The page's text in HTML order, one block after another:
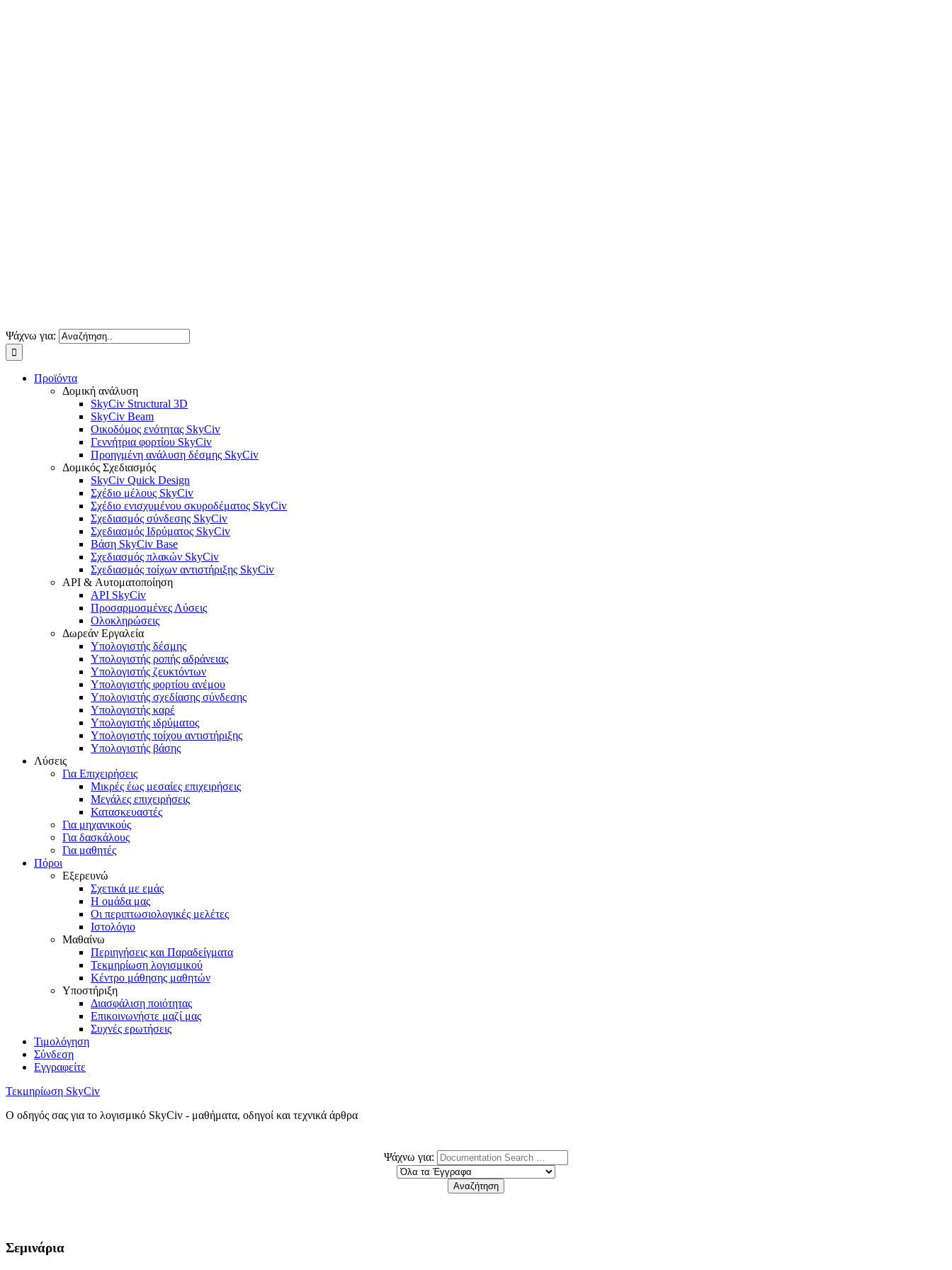
Ψάχνω για:
Προϊόντα
Δομική ανάλυση
SkyCiv Structural 3D
SkyCiv Beam
Οικοδόμος ενότητας SkyCiv
Γεννήτρια φορτίου SkyCiv
Προηγμένη ανάλυση δέσμης SkyCiv
Δομικός Σχεδιασμός
SkyCiv Quick Design
Σχέδιο μέλους SkyCiv
Σχέδιο ενισχυμένου σκυροδέματος SkyCiv
Σχεδιασμός σύνδεσης SkyCiv
Σχεδιασμός Ιδρύματος SkyCiv
Βάση SkyCiv Base
Σχεδιασμός πλακών SkyCiv
Σχεδιασμός τοίχων αντιστήριξης SkyCiv
API & Αυτοματοποίηση
API SkyCiv
Προσαρμοσμένες Λύσεις
Ολοκληρώσεις
Δωρεάν Εργαλεία
Υπολογιστής δέσμης
Υπολογιστής ροπής αδράνειας
Υπολογιστής ζευκτόντων
Υπολογιστής φορτίου ανέμου
Υπολογιστής σχεδίασης σύνδεσης
Υπολογιστής καρέ
Υπολογιστής ιδρύματος
Υπολογιστής τοίχου αντιστήριξης
Υπολογιστής βάσης
Λύσεις
Για Επιχειρήσεις
Μικρές έως μεσαίες επιχειρήσεις
Μεγάλες επιχειρήσεις
Κατασκευαστές
Για μηχανικούς
Για δασκάλους
Για μαθητές
Πόροι
Εξερευνώ
Σχετικά με εμάς
Η ομάδα μας
Οι περιπτωσιολογικές μελέτες
Ιστολόγιο
Μαθαίνω
Περιηγήσεις και Παραδείγματα
Τεκμηρίωση λογισμικού
Κέντρο μάθησης μαθητών
Υποστήριξη
Διασφάλιση ποιότητας
Επικοινωνήστε μαζί μας
Συχνές ερωτήσεις
Τιμολόγηση
Σύνδεση
Εγγραφείτε
Τεκμηρίωση SkyCiv
Ο οδηγός σας για το λογισμικό SkyCiv - μαθήματα, οδηγοί και τεχνικά άρθρα
Ψάχνω για:
Σεμινάρια